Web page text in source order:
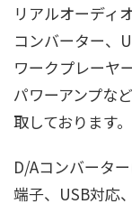
リアルオーディ
コンバーター、
ワークプレーヤ
パワーアンプな
取しております。
D/Aコンバータ
端子、USB対応